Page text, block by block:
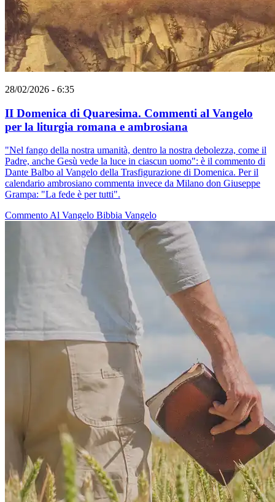
28/02/2026 - 6:35
II Domenica di Quaresima. Commenti al Vangelo
per la liturgia romana e ambrosiana
"Nel fango della nostra umanità, dentro la nostra debolezza, come il
Padre, anche Gesù vede la luce in ciascun uomo": è il commento di
Dante Balbo al Vangelo della Trasfigurazione di Domenica. Per il
calendario ambrosiano commenta invece da Milano don Giuseppe
Grampa: "La fede è per tutti".
Commento Al Vangelo Bibbia Vangelo